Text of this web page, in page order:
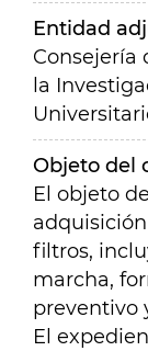
Entidad
Consejería
la
Objeto del
El objeto
filtros,
marcha,
preventivo
El